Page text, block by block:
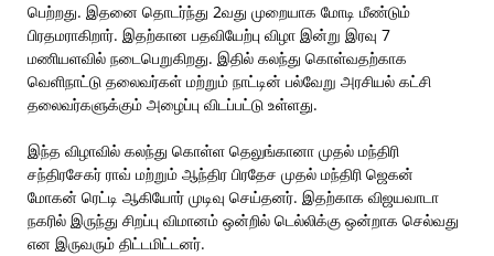
பெற்றது. இதனை தொடர்ந்து 2வது முறையாக மோடி மீண்டும்
பிரதமராகிறார். இதற்கான பதவியேற்பு விழா இன்று இரவு 7
மணியளவில் நடைபெறுகிறது. இதில் கலந்து கொள்வதற்காக
வெளிநாட்டு தலைவர்கள் மற்றும் நாட்டின் பல்வேறு அரசியல் கட்சி
தலைவர்களுக்கும் அழைப்பு விடப்பட்டு உள்ளது.
இந்த விழாவில் கலந்து கொள்ள தெலுங்கானா முதல் மந்திரி
சந்திரசேகர் ராவ் மற்றும் ஆந்திர பிரதேச முதல் மந்திரி ஜெகன்
மோகன் ரெட்டி ஆகியோர் முடிவு செய்தனர். இதற்காக விஜயவாடா
நகரில் இருந்து சிறப்பு விமானம் ஒன்றில் டெல்லிக்கு ஒன்றாக செல்வது
என இருவரும் திட்டமிட்டனர்.